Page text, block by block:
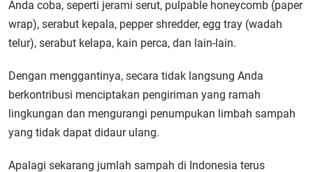
Anda coba, seperti jerami serut, pulpable honeycomb (paper
wrap), serabut kepala, pepper shredder, egg tray (wadah
telur), serabut kelapa, kain perca, dan lain-lain.
Dengan menggantinya, secara tidak langsung Anda
berkontribusi menciptakan pengiriman yang ramah
lingkungan dan mengurangi penumpukan limbah sampah
yang tidak dapat didaur ulang.
Apalagi sekarang jumlah sampah di Indonesia terus